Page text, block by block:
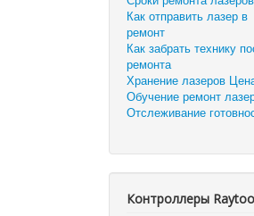
Как отправить лазер в
ремонт
Как забрать технику
ремонта
Хранение лазеров
Обучение ремонт
Отслеживание
Контроллеры